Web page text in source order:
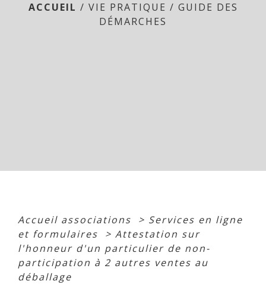
ACCUEIL / VIE PRATIQUE / GUIDE DES
DÉMARCHES
Accueil associations > Services en ligne
et formulaires
> Attestation sur
l'honneur d'un particulier de non-
participation à 2 autres ventes au
déballage